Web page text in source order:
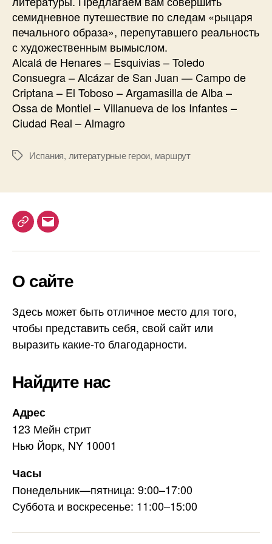
т
а
семидневное путешествие по следам «рыцаря
печального образа», перепутавшего реальность
с художественным вымыслом.
Alcalá de Henares – Esquivias – Toledo
Consuegra – Alcázar de San Juan — Campo de
Criptana – El Toboso – Argamasilla de Alba –
Ossa de Montiel – Villanueva de los Infantes –
Ciudad Real – Almagro
М
к
Испания, литературные герои, маршрут
T
e
r
a
m
E
i
О сайте
Здесь может быть отличное место для того,
чтобы представить себя, свой сайт или
выразить какие-то благодарности.
Найдите нас
Адрес
123 Мейн стрит
Нью Йорк, NY 10001
Часы
Понедельник—пятница: 9:00–17:00
Суббота и воскресенье: 11:00–15:00